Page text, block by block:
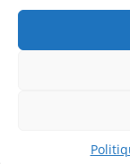
Si vous avez des
n’hésitez pas à